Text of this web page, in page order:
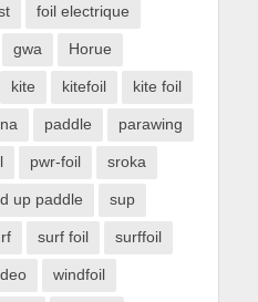
foil electrique
gwa Horue
kite kitefoil kite foil
paddle parawing
pwr-foil sroka
up paddle sup
surf foil surffoil
windfoil